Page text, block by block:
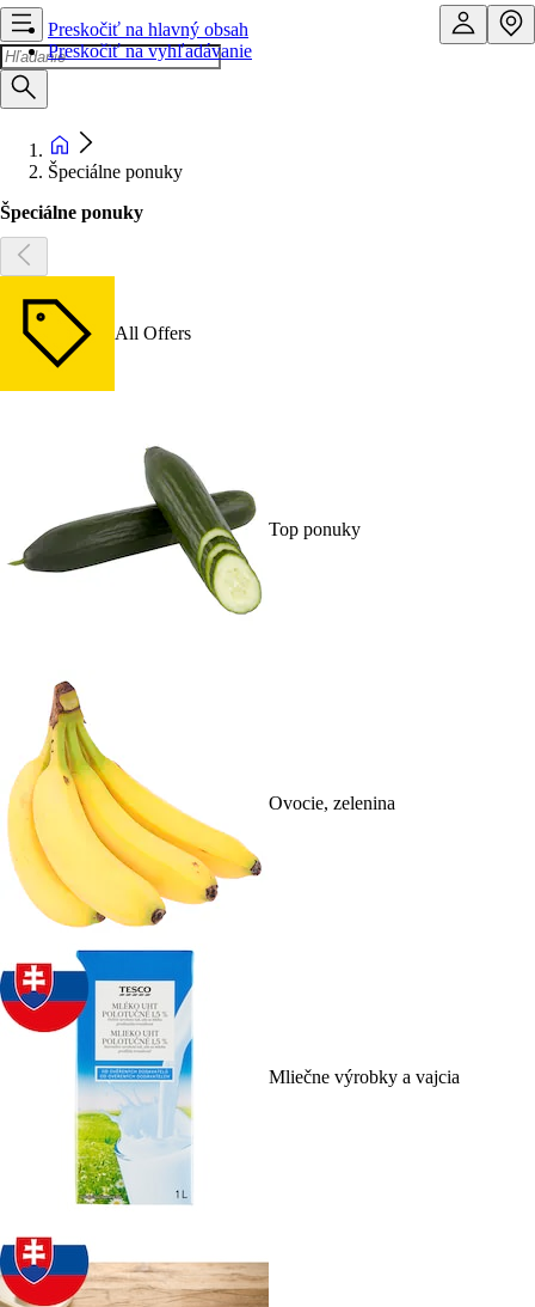
Preskočiť na hlavný obsah
Preskočiť na vyhľadávanie
Špeciálne ponuky
Špeciálne ponuky
All Offers
Top ponuky
Ovocie, zelenina
Mliečne výrobky a vajcia